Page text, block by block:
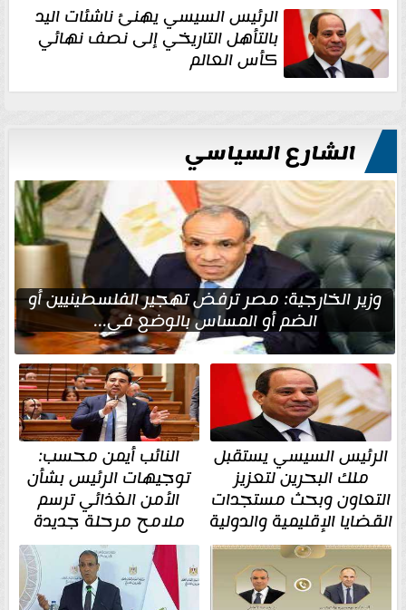
الرئيس السيسي يهنئ ناشئات اليد
بالتأهل التاريخي إلى نصف نهائي
كأس العالم
الشارع السياسي
وزير الخارجية: مصر ترفض تهجير الفلسطينيين أو
الضم أو المساس بالوضع في...
الرئيس السيسي يستقبل
ملك البحرين لتعزيز
التعاون وبحث مستجدات
القضايا الإقليمية والدولية
النائب أيمن محسب:
توجيهات الرئيس بشأن
الأمن الغذائي ترسم
ملامح مرحلة جديدة